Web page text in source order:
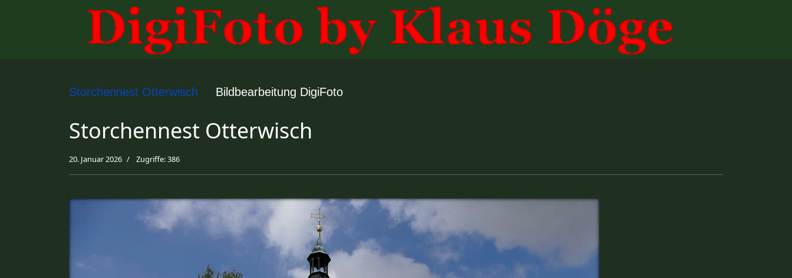
Storchennest Otterwisch Bildbearbeitung DigiFoto
Storchennest Otterwisch
20. Januar 2026 Zugriffe: 386